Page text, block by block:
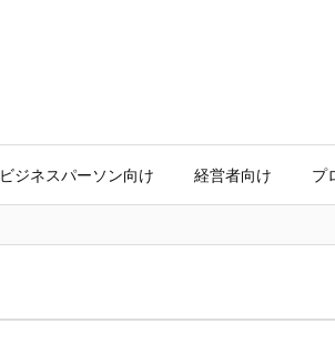
ビジネスパーソン向け 経営者向け プ